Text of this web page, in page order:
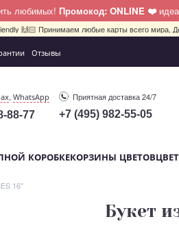
любимых! Промокод: ONLINE ❤️
🙌🏻 Принимаем любые карты всего мира,
Отзывы
,WhatsApp
88-77
Приятная доставка 24/7
+7 (495) 982-55-05
КОРОБКЕКОРЗИНЫ ЦВЕТОВ
16"
Букет